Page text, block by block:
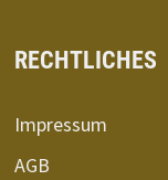
RECHTLICHES
Impressum
AGB